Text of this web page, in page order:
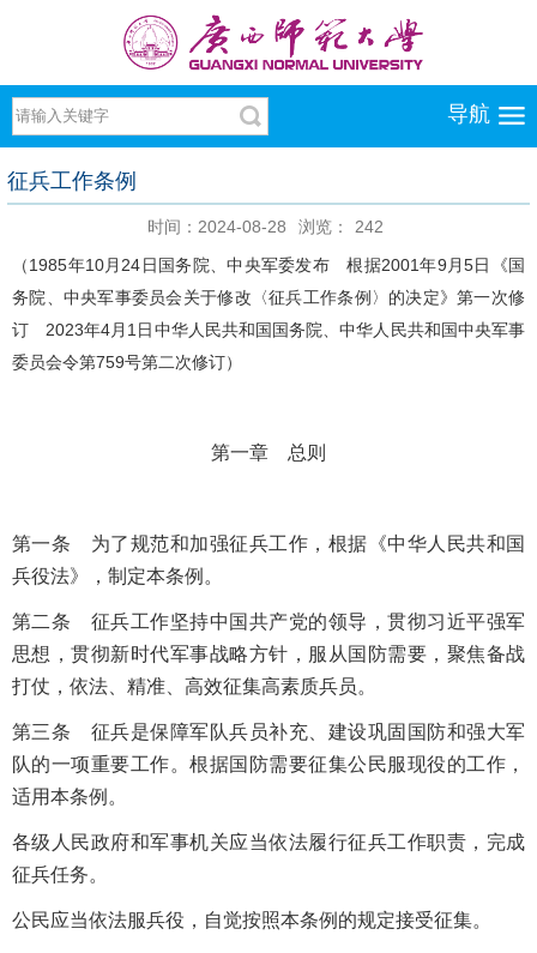
导航
征兵工作条例
时间：2024-08-28 浏览：
242
（1985年10月24日国务院、中央军委发布 根据2001年9月5日《国
务院、中央军事委员会关于修改〈征兵工作条例〉的决定》第一次修
订 2023年4月1日中华人民共和国国务院、中华人民共和国中央军事
委员会令第759号第二次修订）
第一章 总则
第一条 为了规范和加强征兵工作，根据《中华人民共和国
兵役法》，制定本条例。
第二条 征兵工作坚持中国共产党的领导，贯彻习近平强军
思想，贯彻新时代军事战略方针，服从国防需要，聚焦备战
打仗，依法、精准、高效征集高素质兵员。
第三条 征兵是保障军队兵员补充、建设巩固国防和强大军
队的一项重要工作。根据国防需要征集公民服现役的工作，
适用本条例。
各级人民政府和军事机关应当依法履行征兵工作职责，完成
征兵任务。
公民应当依法服兵役，自觉按照本条例的规定接受征集。